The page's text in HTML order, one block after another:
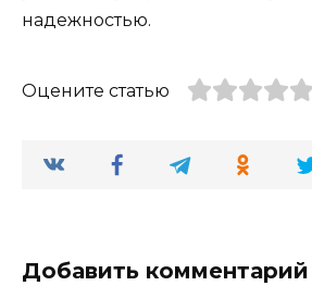
надежностью.
Оцените статью
Добавить комментарий